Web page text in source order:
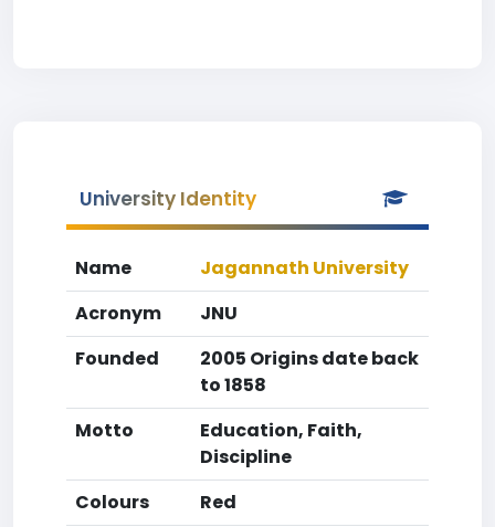
University Identity
Name
Jagannath University
Acronym
JNU
Founded
2005 Origins date back
to 1858
Motto
Education, Faith,
Discipline
Colours
Red